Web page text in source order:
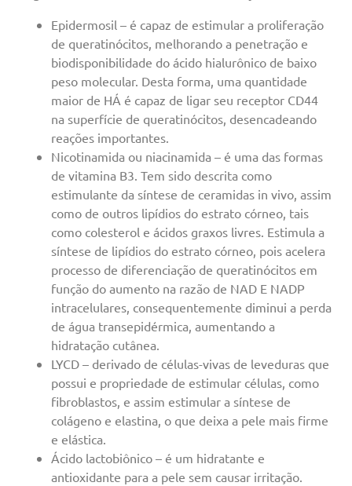
Epidermosil – é capaz de estimular a proliferação
de queratinócitos, melhorando a penetração e
biodisponibilidade do ácido hialurônico de baixo
peso molecular. Desta forma, uma quantidade
maior de HÁ é capaz de ligar seu receptor CD44
na superfície de queratinócitos, desencadeando
reações importantes.
Nicotinamida ou niacinamida – é uma das formas
de vitamina B3. Tem sido descrita como
estimulante da síntese de ceramidas in vivo, assim
como de outros lipídios do estrato córneo, tais
como colesterol e ácidos graxos livres. Estimula a
síntese de lipídios do estrato córneo, pois acelera
processo de diferenciação de queratinócitos em
função do aumento na razão de NAD E NADP
intracelulares, consequentemente diminui a perda
de água transepidérmica, aumentando a
hidratação cutânea.
LYCD – derivado de células-vivas de leveduras que
possui e propriedade de estimular células, como
fibroblastos, e assim estimular a síntese de
colágeno e elastina, o que deixa a pele mais firme
e elástica.
Ácido lactobiônico – é um hidratante e
antioxidante para a pele sem causar irritação.